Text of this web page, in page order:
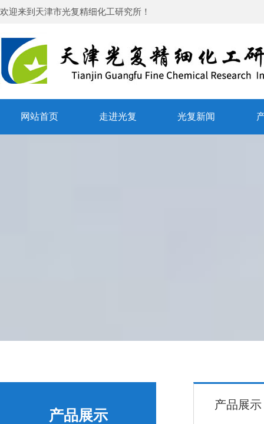
欢迎来到 天津市光复精细化工研究所 ！
网站首页 走进光复 光复新闻
产品展示
产品展示